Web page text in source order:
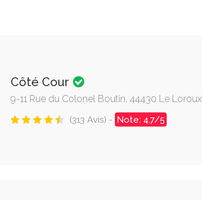
Côté Cour
9-11 Rue du Colonel Boutin, 44430 Le
(313 Avis) - Note: 4.7/5